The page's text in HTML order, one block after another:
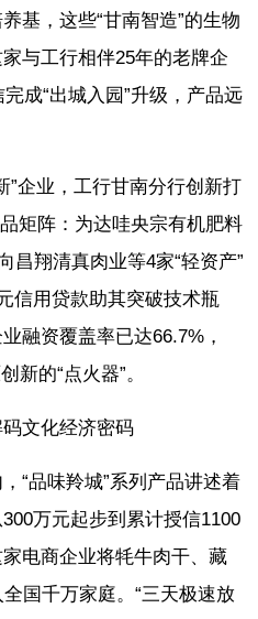
基，这些“甘南智造”的生物
与工行相伴25年的老牌企
成“出城入园”升级，产品远
”企业，工行甘南分行创新打
矩阵：为达哇央宗有机肥料
昌翔清真肉业等4家“轻资产”
信用贷款助其突破技术瓶
融资覆盖率已达66.7%，
新的“点火器”。
文化经济密码
“品味羚城”系列产品讲述着
万元起步到累计授信1100
电商企业将牦牛肉干、藏
国千万家庭。“三天极速放